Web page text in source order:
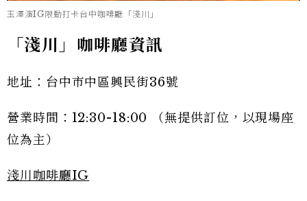
玉澤演IG限動打卡台中咖啡廳「淺川」
「淺川」咖啡廳資訊
地址：台中市中區興民街36號
營業時間：12:30-18:00 （無提供訂位，以現場座
位為主）
淺川咖啡廳IG